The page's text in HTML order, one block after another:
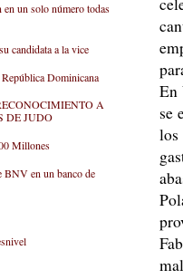
En
se
los
un solo número todas
candidata a la vice
Dominicana
A
DE JUDO
Millones
BNV en un banco de